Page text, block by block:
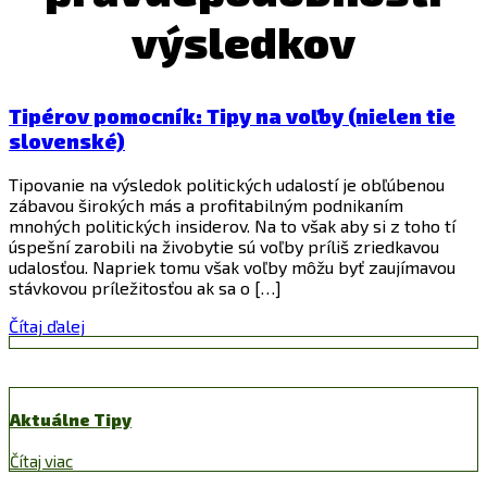
výsledkov
Tipérov pomocník: Tipy na voľby (nielen tie
slovenské)
Tipovanie na výsledok politických udalostí je obľúbenou
zábavou širokých más a profitabilným podnikaním
mnohých politických insiderov. Na to však aby si z toho tí
úspešní zarobili na živobytie sú voľby príliš zriedkavou
udalosťou. Napriek tomu však voľby môžu byť zaujímavou
stávkovou príležitosťou ak sa o […]
Čítaj ďalej
Aktuálne Tipy
Čítaj viac